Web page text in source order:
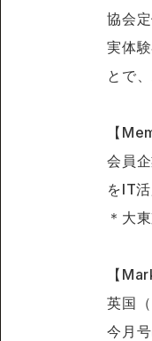
協会
実体
とで
【
会員
をIT
＊大
【
英国
今月